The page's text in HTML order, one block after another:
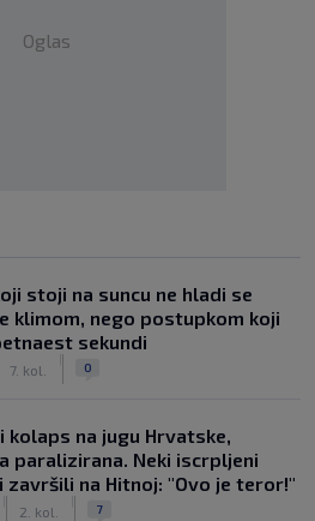
Oglas
stoji na suncu ne hladi se
klimom, nego postupkom koji
sekundi
7. kol. 0
kolaps na jugu Hrvatske,
paralizirana. Neki iscrpljeni
završili na Hitnoj: "Ovo je teror!"
2. kol. 7